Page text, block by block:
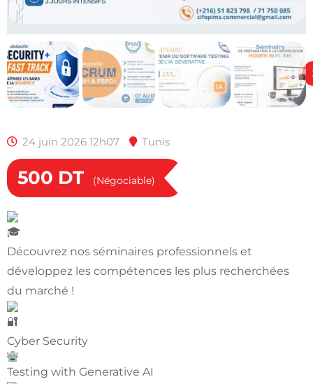
24 juin 2026 12h07 Tunis
500 DT (Négociable)
Découvrez nos séminaires professionnels et
développez les compétences les plus recherchées
du marché !
Cyber Security
Testing with Generative AI